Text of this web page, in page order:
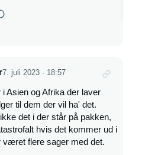
7. juli 2023 · 18:57
Asien og Afrika der laver
til dem der vil ha' det.
det i der står på pakken,
hvis det kommer ud i
været flere sager med det.